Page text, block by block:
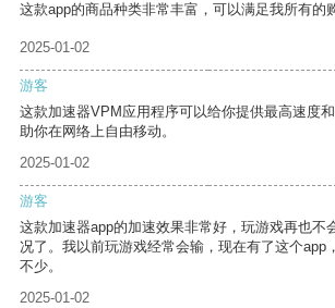
这款app的商品种类非常丰富，可以满足我所有的
2025-01-02
游客
这款加速器VPM应用程序可以给你提供最高速度
助你在网络上自由移动。
2025-01-02
游客
这款加速器app的加速效果非常好，玩游戏再也不
况了。我以前玩游戏经常会输，现在有了这个app
不少。
2025-01-02